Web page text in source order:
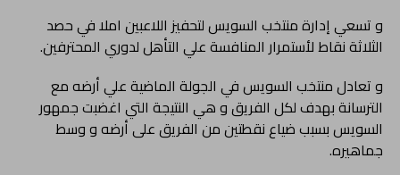
و تسعي إدارة منتخب السويس لتحفيز اللاعبين املا في حصد
الثلاثة نقاط لأستمرار المنافسة علي التأهل لدوري المحترفين.
و تعادل منتخب السويس في الجولة الماضية علي أرضه مع
الترسانة بهدف لكل الفريق و هي النتيجة التي اغضبت جمهور
السويس بسبب ضياع نقطتين من الفريق على أرضه و وسط
جماهيره.